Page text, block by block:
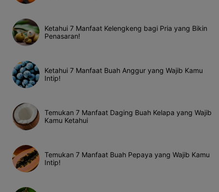
Ketahui 7 Manfaat Kelengkeng bagi Pria yang Bikin
Penasaran!
Ketahui 7 Manfaat Buah Anggur yang Wajib Kamu
Intip!
Temukan 7 Manfaat Daging Buah Kelapa yang Wajib
Kamu Ketahui
Temukan 7 Manfaat Buah Pepaya yang Wajib Kamu
Intip!